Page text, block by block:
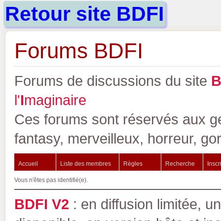
Retour site BDFI
Forums BDFI
Forums de discussions du site B
l'Imaginaire
Ces forums sont réservés aux
fantasy, merveilleux, horreur,
Accueil Liste des membres Règles Recherche
Vous n'êtes pas identifié(e).
BDFI V2 : en diffusion limitée,